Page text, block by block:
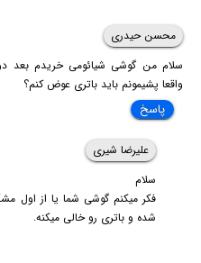
محسن حیدری
واقعا پشیمونم باید باتری عوض کنم؟
پاسخ
علیرضا شیری
سلام
فکر میکنم گوشی شما یا از اول
شده و باتری رو خالی میکنه.